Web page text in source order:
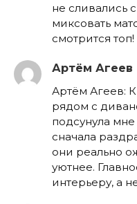
не сливались
миксовать
смотрится топ!
Артём Агеев
Артём Агеев:
рядом с
подсунула
сначала
они реально
уютнее.
интерьеру, а